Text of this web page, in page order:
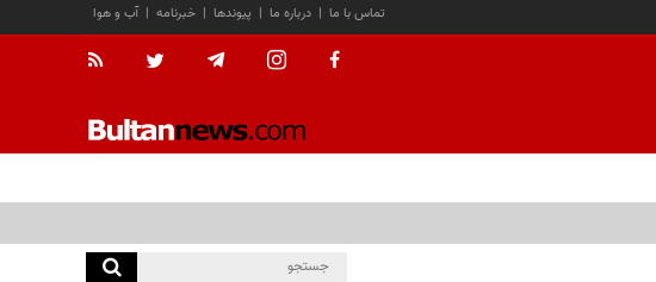
آب و هوا | خبرنامه | پیوندها | درباره ما | تماس با ما